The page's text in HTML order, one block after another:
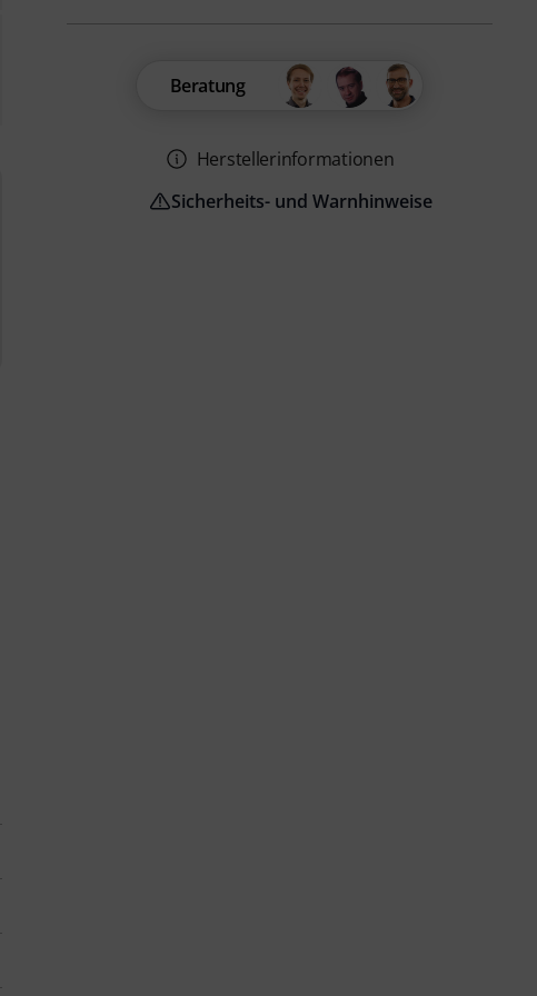
Beratung
Herstellerinformationen
Sicherheits- und Warnhinweise